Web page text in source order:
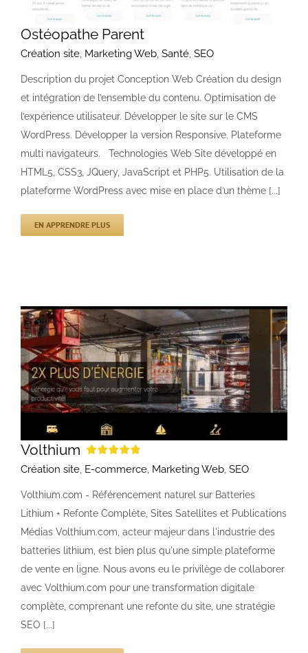
Ostéopathe Parent
Création site, Marketing Web, Santé, SEO
Description du projet Conception Web Création du design
et intégration de l’ensemble du contenu. Optimisation de
l’expérience utilisateur. Développer le site sur le CMS
WordPress. Développer la version Responsive. Plateforme
multi navigateurs. Technologies Web Site développé en
HTML5, CSS3, JQuery, JavaScript et PHP5. Utilisation de la
plateforme WordPress avec mise en place d’un thème [...]
EN APPRENDRE PLUS
Volthium
Création site, E-commerce, Marketing Web, SEO
Volthium.com - Référencement naturel sur Batteries
Lithium + Refonte Complète, Sites Satellites et Publications
Médias Volthium.com, acteur majeur dans l'industrie des
batteries lithium, est bien plus qu'une simple plateforme
de vente en ligne. Nous avons eu le privilège de collaborer
avec Volthium.com pour une transformation digitale
complète, comprenant une refonte du site, une stratégie
SEO [...]